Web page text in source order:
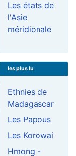
Les états de
l'Asie
méridionale
les plus lu
Ethnies de
Madagascar
Les Papous
Les Korowai
Hmong -